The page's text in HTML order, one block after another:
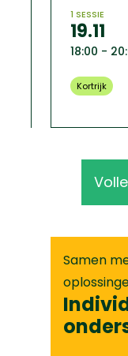
1 SESSIE
19.11
18:00 -
Kortrijk
Samen